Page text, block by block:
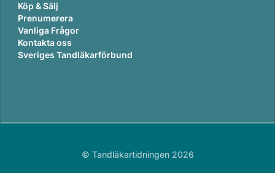
Köp & Sälj
Prenumerera
Vanliga Frågor
Kontakta oss
Sveriges Tandläkarförbund
© Tandläkartidningen 2026